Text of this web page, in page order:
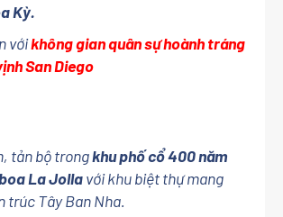
Kỳ.
vớikhông gian quân sự hoành tráng
San Diego
tản bộ trongkhu phố cổ 400 năm
La Jollavới khu biệt thự mang
trúc Tây Ban Nha.